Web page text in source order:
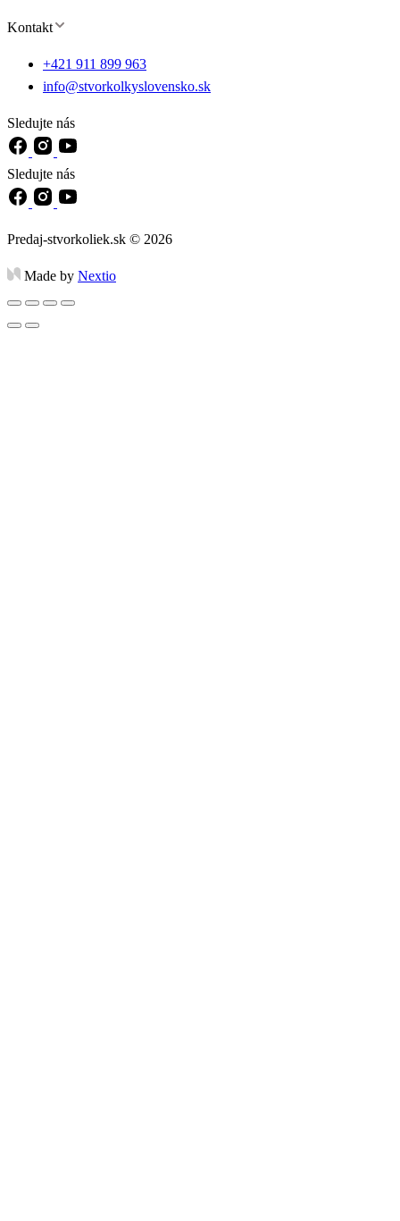
Kontakt
+421 911 899 963
info@stvorkolkyslovensko.sk
Sledujte nás
Sledujte nás
Predaj-stvorkoliek.sk © 2026
Made by Nextio